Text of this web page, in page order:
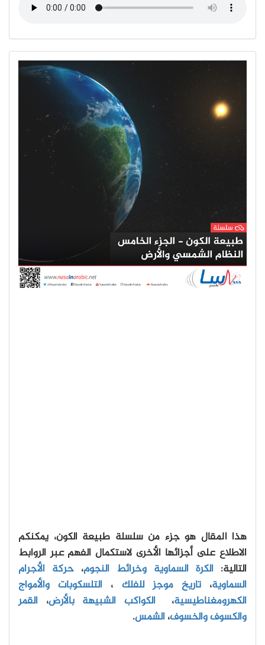
هذا المقال هو جزء من سلسلة طبيعة الكون، يمكنكم
الاطلاع على أجزائها الأخرى لاستكمال الفهم عبر الروابط
التالية: الكرة السماوية وخرائط النجوم، حركة الأجرام
السماوية،تاريخ موجز للفلك ، التلسكوبات والأمواج
الكهرومغناطيسية، الكواكب الشبيهة بالأرض، القمر
والكسوف والخسوف، الشمس.